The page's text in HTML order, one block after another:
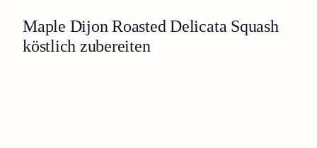
Maple Dijon Roasted Delicata Squash
köstlich zubereiten